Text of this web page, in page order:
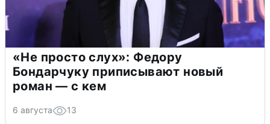
«Не просто слух»: Федору
Бондарчуку приписывают новый
роман — с кем
6 августа 13